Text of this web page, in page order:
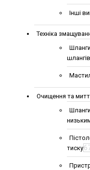
Інші
Техніка
шлангів
Очищення та
тиску